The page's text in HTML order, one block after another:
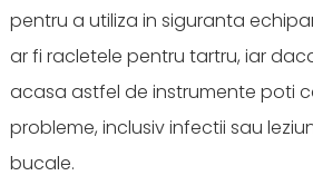
pentru a utiliza in siguranta
ar fi racletele pentru tartru, iar
acasa astfel de instrumente poti
probleme, inclusiv infectii sau
bucale.